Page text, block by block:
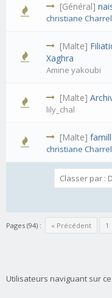
[Général]
christiane Charrel
[Malte]
Xaghra
Amine yakoubi
[Malte]
lily_chal
[Malte]
christiane Charrel
Pages (94) : « Précédent 1
Utilisateurs naviguant sur